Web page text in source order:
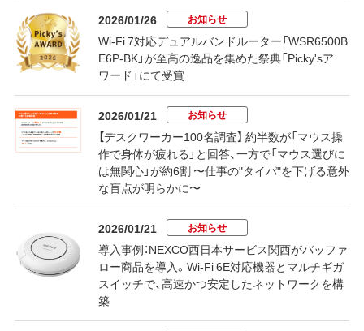
2026/01/26 お知らせ
Wi-Fi 7対応デュアルバンドルーター「WSR6500B
E6P-BK」が至高の逸品を集めた祭典「Picky'sア
ワード」にて受賞
2026/01/21 お知らせ
【デスクワーカー100名調査】 約半数が「マウス操
作で身体が疲れる」と回答、一方で「マウス選びに
は無関心」が約6割 〜仕事の"タイパ"を下げる意外
な盲点が明らかに〜
2026/01/21 お知らせ
導入事例：NEXCO西日本サービス関西がバッファ
ロー商品を導入。Wi-Fi 6E対応機器とマルチギガ
スイッチで、高速かつ安定したネットワークを構
築